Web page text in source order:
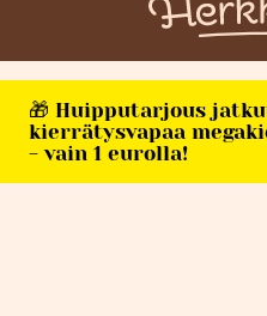
🎁 Huipputarjous
kierrätysvapaa
- vain 1 eurolla!